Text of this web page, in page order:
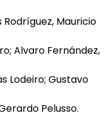
Rodríguez, Mauricio
Alvaro Fernández,
Lodeiro; Gustavo
Pelusso.